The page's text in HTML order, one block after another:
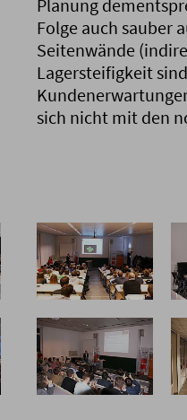
Planung
Folge auch sauber
Seitenwände
Lagersteifigkeit
sich nicht mit den